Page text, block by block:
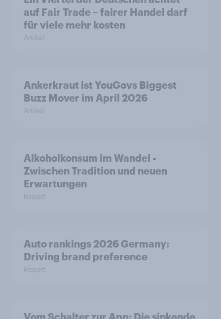
auf Fair Trade – fairer Handel darf
für viele mehr kosten
Artikel
Ankerkraut ist YouGovs Biggest
Buzz Mover im April 2026
Artikel
Alkoholkonsum im Wandel​ -
Zwischen Tradition und neuen
Erwartungen
Report
Auto rankings 2026 Germany:
Driving brand preference
Report